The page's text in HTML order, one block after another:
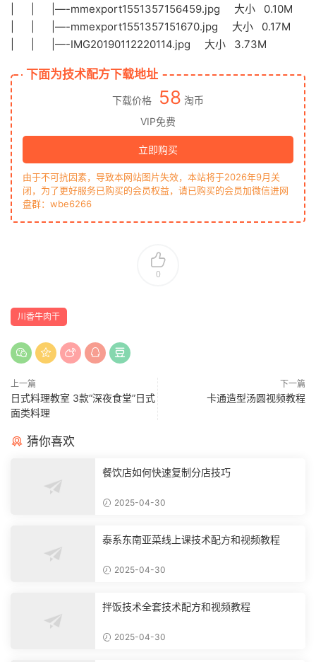
| | |—-mmexport1551357156459.jpg 大小 0.10M
| | |—-mmexport1551357151670.jpg 大小 0.17M
| | |—-IMG20190112220114.jpg 大小 3.73M
下面为技术配方下载地址
下载价格 58 淘币
VIP免费
立即购买
由于不可抗因素，导致本网站图片失效，本站将于2026年9月关
闭，为了更好服务已购买的会员权益，请已购买的会员加微信进网
盘群：wbe6266
0
川香牛肉干
上一篇
日式料理教室 3款“深夜食堂”日式
面类料理
下一篇
卡通造型汤圆视频教程
猜你喜欢
餐饮店如何快速复制分店技巧
2025-04-30
泰系东南亚菜线上课技术配方和视频教程
2025-04-30
拌饭技术全套技术配方和视频教程
2025-04-30